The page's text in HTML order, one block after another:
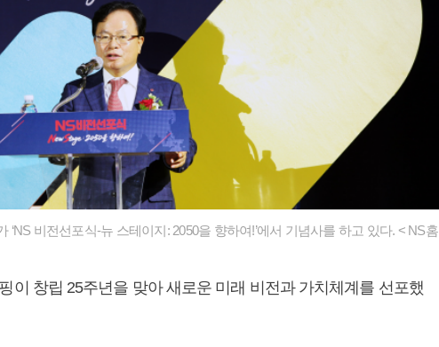
‘NS 비전선포식-뉴 스테이지: 2050을 향하여!’에서 기념사를 하고 있다. < NS홈
이 창립 25주년을 맞아 새로운 미래 비전과 가치체계를 선포했